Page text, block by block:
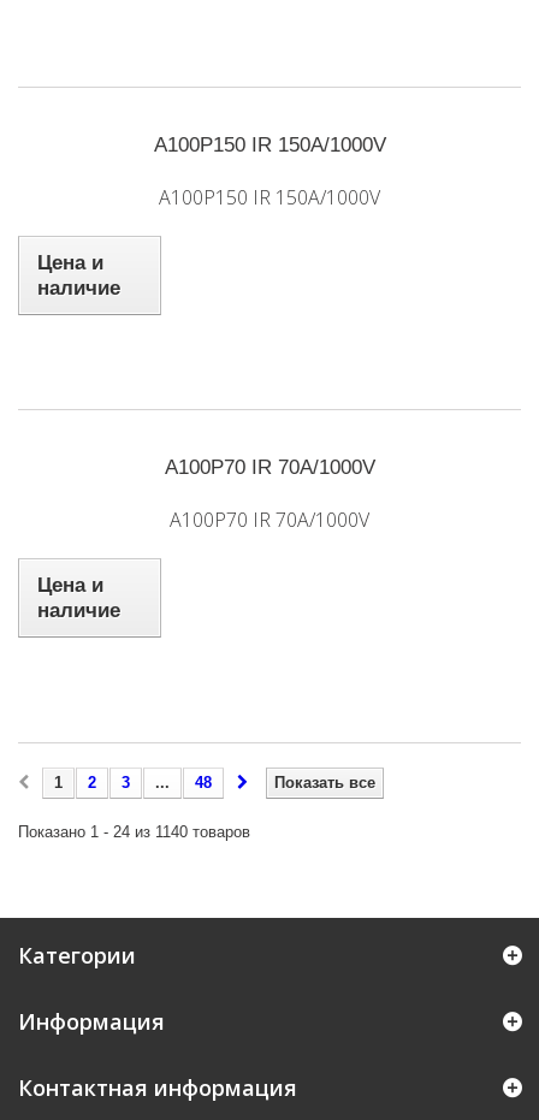
A100P150 IR 150A/1000V
A100P150 IR 150A/1000V
Цена и
наличие
A100P70 IR 70A/1000V
A100P70 IR 70A/1000V
Цена и
наличие
Показать все
1 2 3 ... 48
Показано 1 - 24 из 1140 товаров
Категории
Информация
Контактная информация